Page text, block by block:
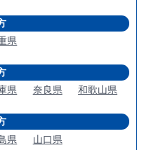
県
県 奈良県 和歌山県
県 山口県